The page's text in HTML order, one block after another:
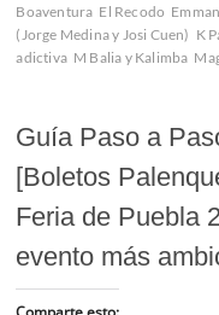
Boaventura El Recodo
(Jorge Medina y Josi Cuen) K
adictiva M Balia y Kalimba
Guía Paso a
[Boletos
Feria de Puebla
evento más